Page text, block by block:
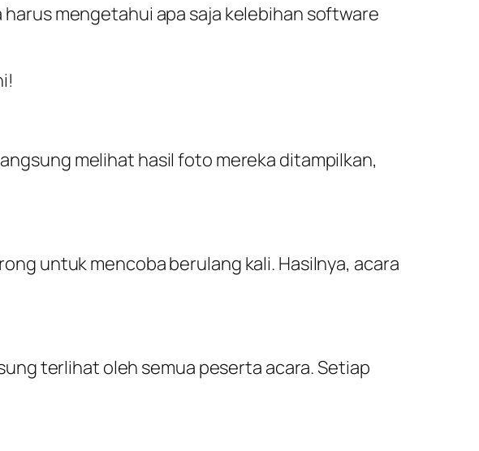
mengetahui apa saja kelebihan software
melihat hasil foto mereka ditampilkan,
untuk mencoba berulang kali. Hasilnya, acara
terlihat oleh semua peserta acara. Setiap